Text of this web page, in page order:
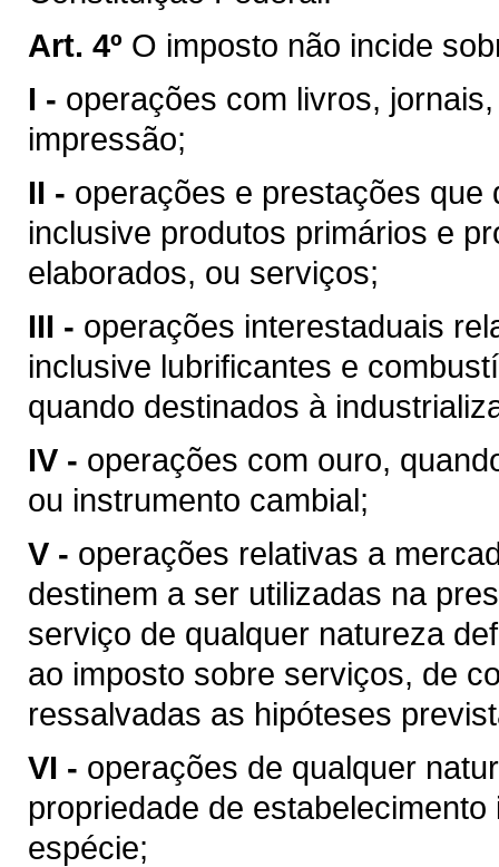
Art. 4º O imposto não incide
I - operações com livros,
impressão;
II - operações e prestações
inclusive produtos primários e
elaborados, ou serviços;
III - operações interestaduais
inclusive lubrificantes e
quando destinados à
IV - operações com ouro,
ou instrumento cambial;
V - operações relativas a
destinem a ser utilizadas na
serviço de qualquer natureza
ao imposto sobre serviços, de
ressalvadas as hipóteses
VI - operações de qualquer
propriedade de
espécie;